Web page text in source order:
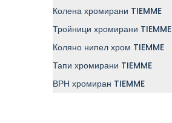
Колена хромирани TIEMME
Тройници хромирани TIEMME
Коляно нипел хром TIEMME
Тапи хромирани TIEMME
ВРН хромиран TIEMME